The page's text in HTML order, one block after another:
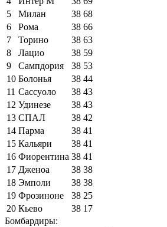
5
Милан 38 68
6
Рома 38 66
7
Торино 38 63
8
Лацио 38 59
9
Сампдория 38 53
10 Болонья 38 44
11 Сассуоло 38 43
12 Удинезе 38 43
13 СПАЛ 38 42
14 Парма 38 41
15 Кальяри 38 41
16 Фиорентина 38 41
17 Дженоа 38 38
18 Эмполи 38 38
19 Фрозиноне 38 25
20 Кьево 38 17
Бомбардиры: